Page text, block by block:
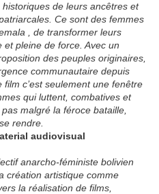
de leurs ancêtres et
Ce sont des femmes
, de transformer leurs
pleine de force. Avec un
des peuples originaires,
communautaire depuis
c’est seulement une fenêtre
qui luttent, combatives et
malgré la féroce bataille,
rendre.
audiovisual
anarcho-féministe bolivien
création artistique comme
la réalisation de films,